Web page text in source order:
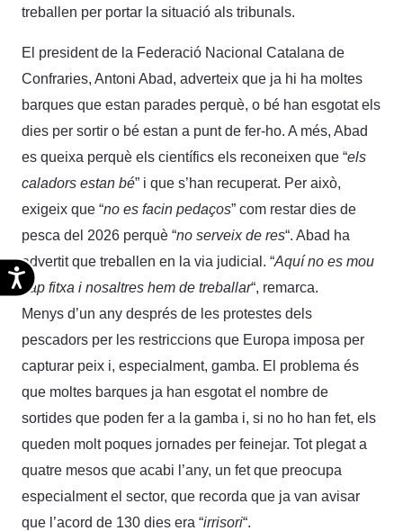
Accesibilidad
treballen per portar la situació als tribunals.
El president de la Federació Nacional Catalana de
Confraries, Antoni Abad, adverteix que ja hi ha moltes
barques que estan parades perquè, o bé han esgotat els
dies per sortir o bé estan a punt de fer-ho. A més, Abad
es queixa perquè els científics els reconeixen que “els
caladors estan bé” i que s’han recuperat. Per això,
exigeix que “no es facin pedaços” com restar dies de
pesca del 2026 perquè “no serveix de res“. Abad ha
advertit que treballen en la via judicial. “Aquí no es mou
cap fitxa i nosaltres hem de treballar“, remarca.
Menys d’un any després de les protestes dels
pescadors per les restriccions que Europa imposa per
capturar peix i, especialment, gamba. El problema és
que moltes barques ja han esgotat el nombre de
sortides que poden fer a la gamba i, si no ho han fet, els
queden molt poques jornades per feinejar. Tot plegat a
quatre mesos que acabi l’any, un fet que preocupa
especialment el sector, que recorda que ja van avisar
que l’acord de 130 dies era “irrisori“.